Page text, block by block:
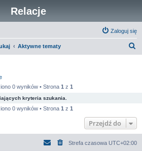
Relacje
Zaloguj się
Aktywne tematy
0 wyników • Strona 1 z 1
kryteria szukania.
0 wyników • Strona 1 z 1
Przejdź do
Strefa czasowa UTC+02:00